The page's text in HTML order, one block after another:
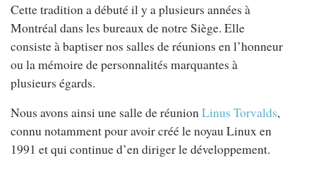
Cette tradition a débuté il y a plusieurs années à
Montréal dans les bureaux de notre Siège. Elle
consiste à baptiser nos salles de réunions en l’honneur
ou la mémoire de personnalités marquantes à
plusieurs égards.
Nous avons ainsi une salle de réunionLinus Torvalds,
connu notamment pour avoir créé le noyau Linux en
1991 et qui continue d’en diriger le développement.